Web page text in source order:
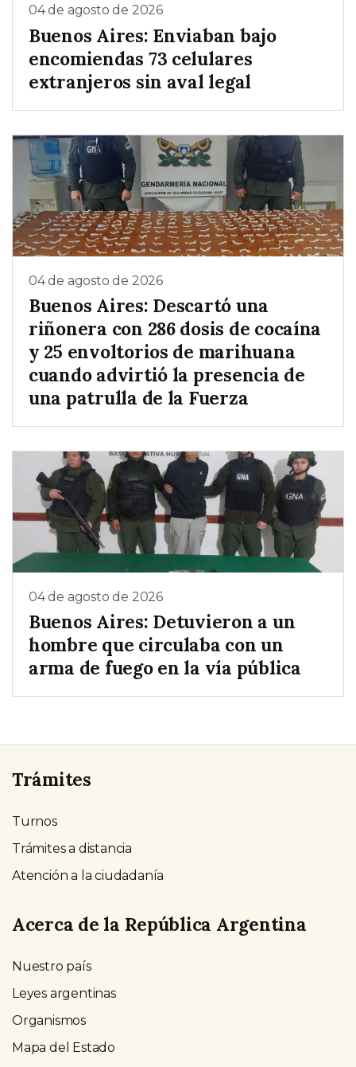
04 de agosto de 2026
Buenos Aires: Enviaban bajo
encomiendas 73 celulares
extranjeros sin aval legal
04 de agosto de 2026
Buenos Aires: Descartó una
riñonera con 286 dosis de cocaína
y 25 envoltorios de marihuana
cuando advirtió la presencia de
una patrulla de la Fuerza
04 de agosto de 2026
Buenos Aires: Detuvieron a un
hombre que circulaba con un
arma de fuego en la vía pública
Trámites
Turnos
Trámites a distancia
Atención a la ciudadanía
Acerca de la República Argentina
Nuestro país
Leyes argentinas
Organismos
Mapa del Estado